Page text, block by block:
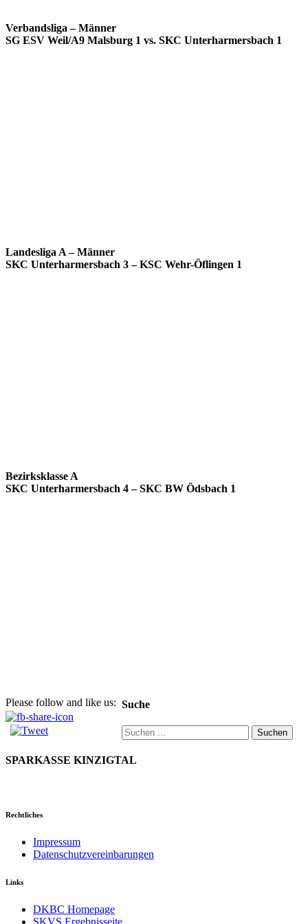
Verbandsliga – Männer
SG ESV Weil/A9 Malsburg 1 vs. SKC Unterharmersbach 1
Landesliga A – Männer
SKC Unterharmersbach 3 – KSC Wehr-Öflingen 1
Bezirksklasse A
SKC Unterharmersbach 4 – SKC BW Ödsbach 1
Please follow and like us: Suche
Suchen
nach:
SPARKASSE KINZIGTAL
Rechtliches
Impressum
Datenschutzvereinbarungen
Links
DKBC Homepage